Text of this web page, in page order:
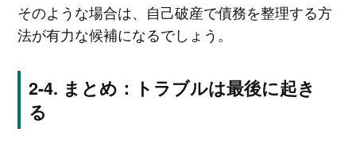
そのような場合は、自己破産で債務を整理する方
法が有力な候補になるでしょう。
まとめ：トラブルは最後に起き
る